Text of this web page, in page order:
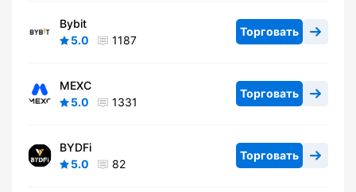
Bybit
5.0
1187
Торговать
MEXC
5.0
1331
Торговать
BYDFi
5.0
82
Торговать